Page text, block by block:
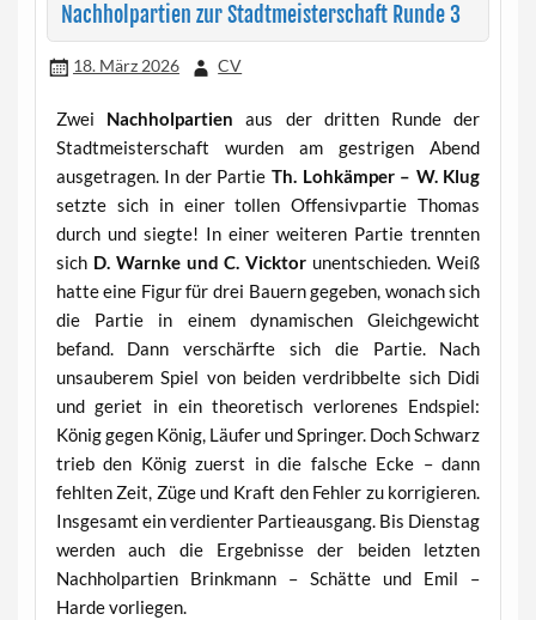
Nachholpartien zur Stadtmeisterschaft Runde 3
18. März 2026 CV
Zwei Nachholpartien aus der dritten Runde der
Stadtmeisterschaft wurden am gestrigen Abend
ausgetragen. In der Partie Th. Lohkämper – W. Klug
setzte sich in einer tollen Offensivpartie Thomas
durch und siegte! In einer weiteren Partie trennten
sich D. Warnke und C. Vicktor unentschieden. Weiß
hatte eine Figur für drei Bauern gegeben, wonach sich
die Partie in einem dynamischen Gleichgewicht
befand. Dann verschärfte sich die Partie. Nach
unsauberem Spiel von beiden verdribbelte sich Didi
und geriet in ein theoretisch verlorenes Endspiel:
König gegen König, Läufer und Springer. Doch Schwarz
trieb den König zuerst in die falsche Ecke – dann
fehlten Zeit, Züge und Kraft den Fehler zu korrigieren.
Insgesamt ein verdienter Partieausgang. Bis Dienstag
werden auch die Ergebnisse der beiden letzten
Nachholpartien Brinkmann – Schätte und Emil –
Harde vorliegen.